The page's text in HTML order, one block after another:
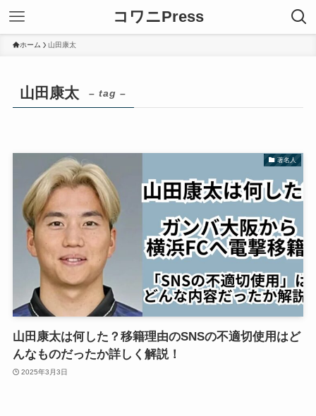
コワニPress
ホーム 山田康太
山田康太 – tag –
著名人
山田康太は何した？移籍理由のSNSの不適切使用はど
んなものだったか詳しく解説！
2025年3月3日